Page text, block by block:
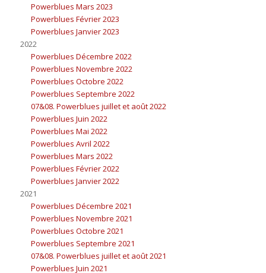
Powerblues Mars 2023
Powerblues Février 2023
Powerblues Janvier 2023
2022
Powerblues Décembre 2022
Powerblues Novembre 2022
Powerblues Octobre 2022
Powerblues Septembre 2022
07&08. Powerblues juillet et août 2022
Powerblues Juin 2022
Powerblues Mai 2022
Powerblues Avril 2022
Powerblues Mars 2022
Powerblues Février 2022
Powerblues Janvier 2022
2021
Powerblues Décembre 2021
Powerblues Novembre 2021
Powerblues Octobre 2021
Powerblues Septembre 2021
07&08. Powerblues juillet et août 2021
Powerblues Juin 2021